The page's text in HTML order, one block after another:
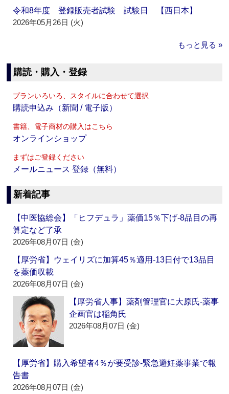
令和8年度 登録販売者試験 試験日 【西日本】
2026年05月26日 (火)
もっと見る »
購読・購入・登録
プランいろいろ、スタイルに合わせて選択
購読申込み（新聞 / 電子版）
書籍、電子商材の購入はこちら
オンラインショップ
まずはご登録ください
メールニュース 登録（無料）
新着記事
【中医協総会】「ヒフデュラ」薬価15％下げ‐8品目の再
算定など了承
2026年08月07日 (金)
【厚労省】ウェイリズに加算45％適用‐13日付で13品目
を薬価収載
2026年08月07日 (金)
【厚労省人事】薬剤管理官に大原氏‐薬事
企画官は稲角氏
2026年08月07日 (金)
【厚労省】購入希望者4％が要受診‐緊急避妊薬事業で報
告書
2026年08月07日 (金)